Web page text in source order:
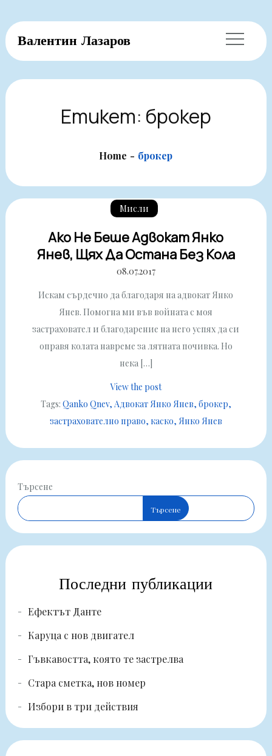
Skip
to
content
Валентин Лазаров
Етикет: брокер
Home брокер
Мисли
Ако Не Беше Адвокат Янко
Янев, Щях Да Остана Без Кола
08.07.2017
Искам сърдечно да благодаря на адвокат Янко
Янев. Помогна ми във войната с моя
застраховател и благодарение на него успях да си
оправя колата навреме за лятната почивка. Но
нека […]
View the post
Tags: Qanko Qnev Адвокат Янко Янев брокер
застрахователно право каско Янко Янев
Търсене
Търсене
Последни публикации
Ефектът Данте
Каруца с нов двигател
Гъвкавостта, която те застрелва
Стара сметка, нов номер
Избори в три действия